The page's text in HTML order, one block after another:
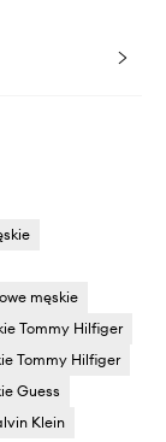
męskie
Tommy Hilfiger
Tommy Hilfiger
Guess
Klein